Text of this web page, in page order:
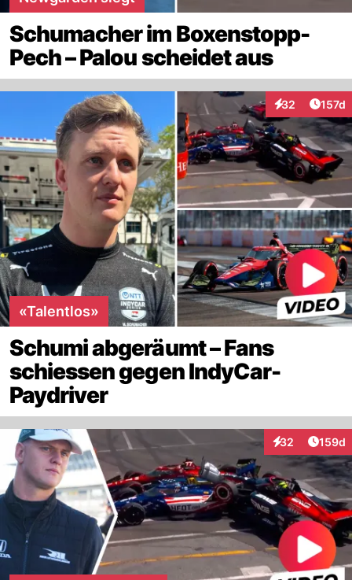
Schumacher im Boxenstopp-
Pech – Palou scheidet aus
32
Interaktionen
157d
«Talentlos»
Schumi abgeräumt – Fans
schiessen gegen IndyCar-
Paydriver
32
Interaktionen
159d